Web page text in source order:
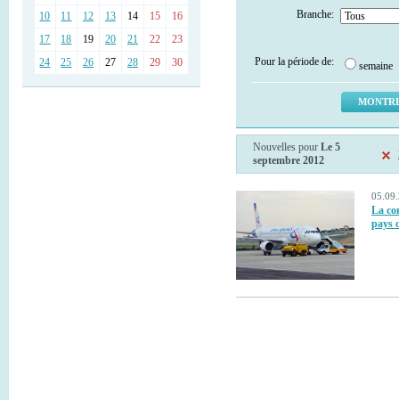
10
11 12 13 14 15
16
17
18 19 20 21 22
23
24
25 26 27 28 29 30
Branche:
Pour la période de: semaine
Nouvelles pour Le 5
septembre 2012
La
pays